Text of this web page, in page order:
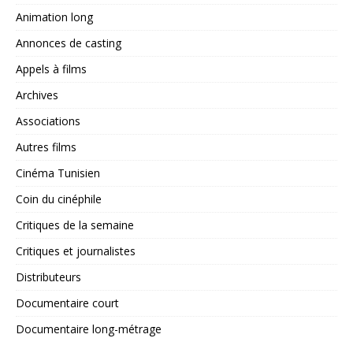
Animation long
Annonces de casting
Appels à films
Archives
Associations
Autres films
Cinéma Tunisien
Coin du cinéphile
Critiques de la semaine
Critiques et journalistes
Distributeurs
Documentaire court
Documentaire long-métrage